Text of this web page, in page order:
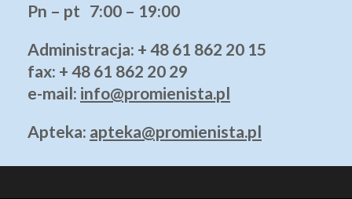
Pn – pt 7:00 – 19:00
Administracja: + 48 61 862 20 15
fax: + 48 61 862 20 29
e-mail: info@promienista.pl
Apteka: apteka@promienista.pl